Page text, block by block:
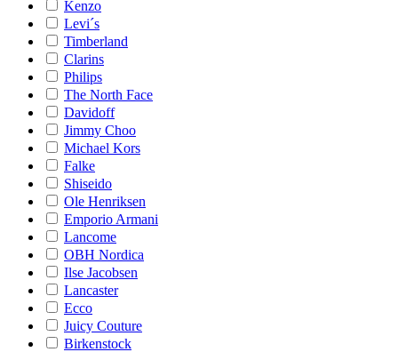
Kenzo
Levi´s
Timberland
Clarins
Philips
The North Face
Davidoff
Jimmy Choo
Michael Kors
Falke
Shiseido
Ole Henriksen
Emporio Armani
Lancome
OBH Nordica
Ilse Jacobsen
Lancaster
Ecco
Juicy Couture
Birkenstock